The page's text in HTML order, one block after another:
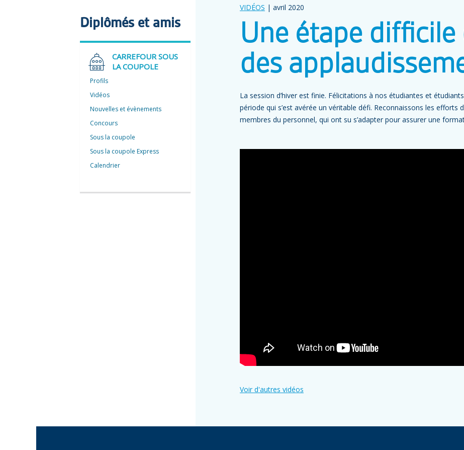
VIDÉOS | avril 2020
Une étape
des
La session d’hiver est finie. Félicitations à nos étudiantes et
période qui s’est avérée un véritable défi. Reconnaissons les
membres du personnel, qui ont su s’adapter pour assurer une
Voir d'autres vidéos
Diplômés et amis
CARREFOUR SOUS
LA COUPOLE
Profils
Vidéos
Nouvelles et évènements
Concours
Sous la coupole
Sous la coupole Express
Calendrier